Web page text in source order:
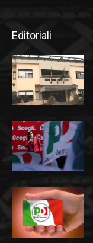
Editoriali